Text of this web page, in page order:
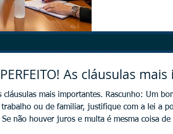
As cláusulas
cláusulas mais importantes. Rascunho: Um
de familiar, justifique com a lei a possibilidade de citação
não houver juros e multa é mesma coisa